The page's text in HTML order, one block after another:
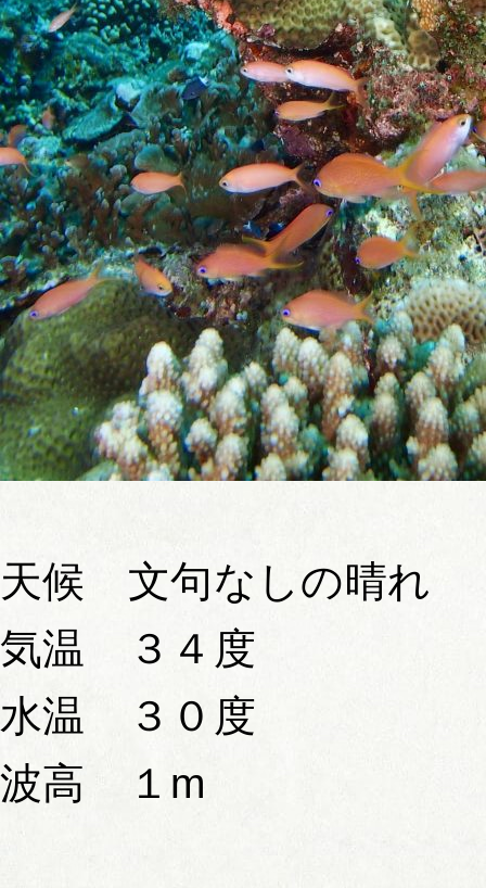
天候 文句なしの晴れ
気温 ３４度
水温 ３０度
波高 １m